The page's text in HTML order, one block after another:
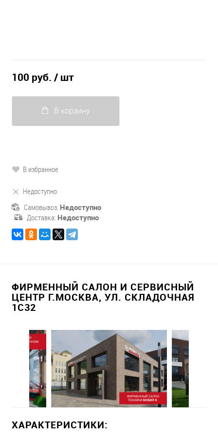
100 руб. / шт
В корзину
В избранное
Недоступно
Самовывоз: Недоступно
Доставка: Недоступно
ФИРМЕННЫЙ САЛОН И СЕРВИСНЫЙ
ЦЕНТР Г.МОСКВА, УЛ. СКЛАДОЧНАЯ
1С32
ХАРАКТЕРИСТИКИ: